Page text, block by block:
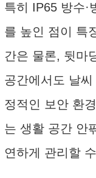
특히 IP65 방수·
를 높인 점이 특
간은 물론, 뒷마
공간에서도 날
정적인 보안 환
는 생활 공간 안
연하게 관리할